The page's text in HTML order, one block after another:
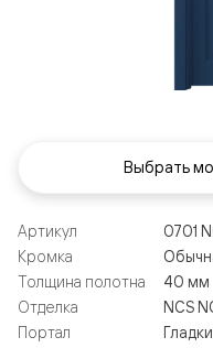
Артикул
0701
Кромка
Толщина полотна
40 мм
Отделка
NCS
Портал
Выбрать